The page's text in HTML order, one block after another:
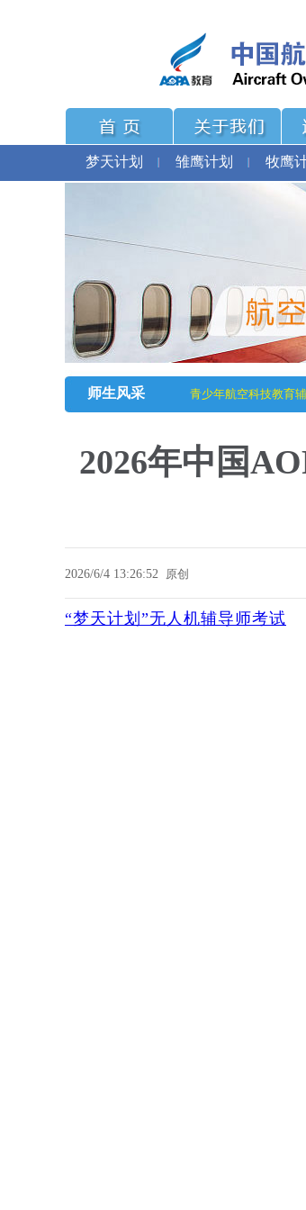
梦天计划 雏鹰计划 牧鹰
师生风采 青少年航空科技教育
2026年中国
2026/6/4 13:26:52 原创
“梦天计划”无人机辅导师考试